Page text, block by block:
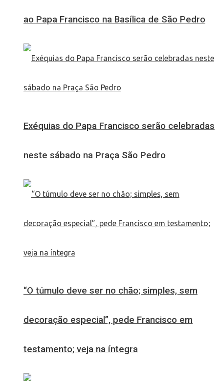
ao Papa Francisco na Basílica de São Pedro
Exéquias do Papa Francisco serão celebradas
neste sábado na Praça São Pedro
“O túmulo deve ser no chão; simples, sem
decoração especial”, pede Francisco em
testamento; veja na íntegra